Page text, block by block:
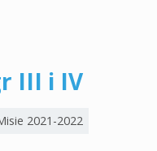
III i IV
2021-2022